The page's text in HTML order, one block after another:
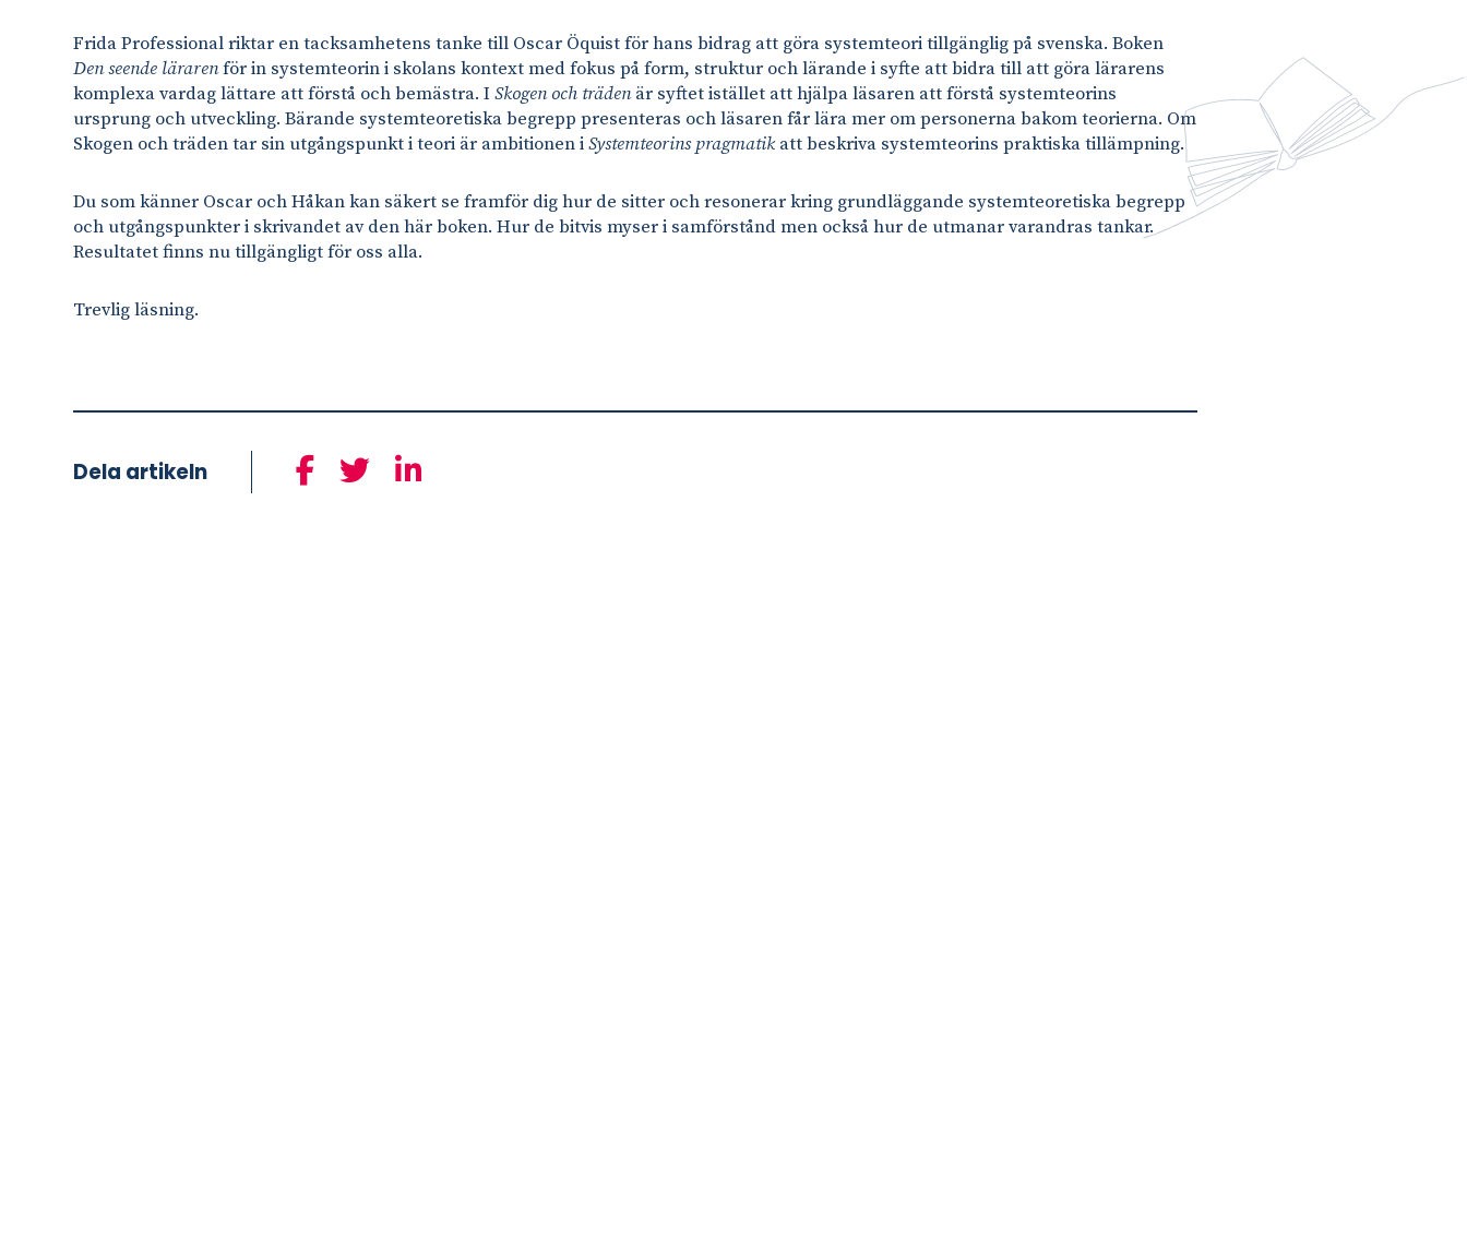
Frida Professional riktar en tacksamhetens tanke till Oscar Öquist för hans bidrag att göra systemteori tillgänglig på svenska. Boken
Den seende lärarenför in systemteorin i skolans kontext med fokus på form, struktur och lärande i syfte att bidra till att göra lärarens
komplexa vardag lättare att förstå och bemästra. ISkogen och trädenär syftet istället att hjälpa läsaren att förstå systemteorins
ursprung och utveckling. Bärande systemteoretiska begrepp presenteras och läsaren får lära mer om personerna bakom teorierna. Om
Skogen och träden tar sin utgångspunkt i teori är ambitionen iSystemteorins pragmatik att beskriva systemteorins praktiska tillämpning.
Du som känner Oscar och Håkan kan säkert se framför dig hur de sitter och resonerar kring grundläggande systemteoretiska begrepp
och utgångspunkter i skrivandet av den här boken. Hur de bitvis myser i samförstånd men också hur de utmanar varandras tankar.
Resultatet finns nu tillgängligt för oss alla.
Trevlig läsning.
Dela artikeln